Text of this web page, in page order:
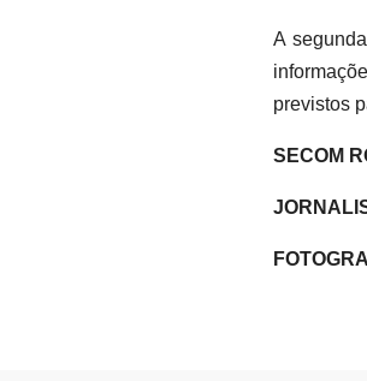
A
previstos
SECOM